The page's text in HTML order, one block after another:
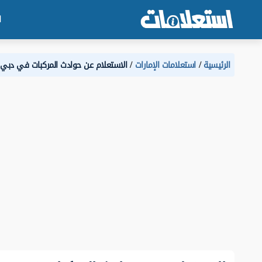
الرئيسية استعلامات الإمارات الاستعلام عن حوادث المركبات في دبي